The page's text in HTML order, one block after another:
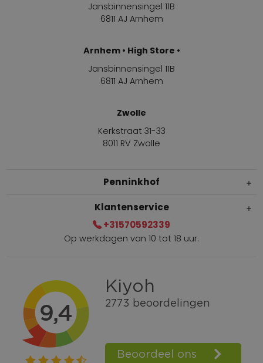
Jansbinnensingel 11B
6811 AJ Arnhem
Arnhem • High Store •
Jansbinnensingel 11B
6811 AJ Arnhem
Zwolle
Kerkstraat 31-33
8011 RV Zwolle
Penninkhof
Gratis verzending vanaf € 100,=
Bel +31570592339
Spaarpunten
Shop the Look
Klantenservice
+31570592339
Op werkdagen van 10 tot 18 uur.